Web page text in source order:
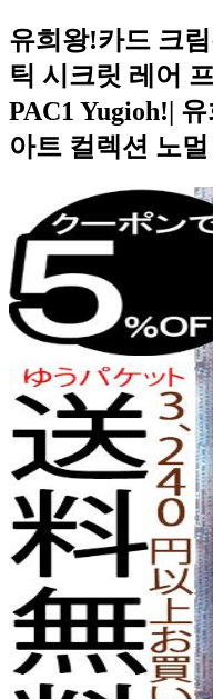
유희왕!카드 크
틱 시크릿 레어
PAC1 Yugioh!|
아트 컬렉션 노